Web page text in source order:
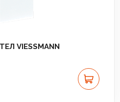
VIESSMANN